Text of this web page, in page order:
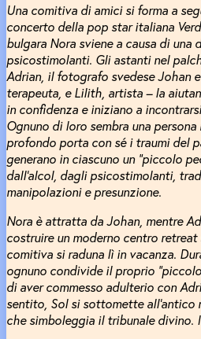
Una comitiva di amici si forma a
concerto della pop star italiana
bulgara Nora sviene a causa di una
psicostimolanti. Gli astanti nel
Adrian, il fotografo svedese Johan
terapeuta, e Lilith, artista – la
in confidenza e iniziano a
Ognuno di loro sembra una
profondo porta con sé i traumi del
generano in ciascuno un “piccolo
dall’alcol, dagli psicostimolanti,
manipolazioni e presunzione.
Nora è attratta da Johan, mentre
costruire un moderno centro retreat
comitiva si raduna lì in vacanza.
ognuno condivide il proprio
di aver commesso adulterio con
sentito, Sol si sottomette all’antico
che simboleggia il tribunale divino.